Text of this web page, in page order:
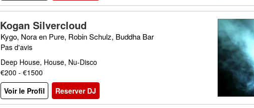
Kogan Silvercloud
Kygo, Nora en Pure, Robin Schulz, Buddha Bar
Pas d'avis
Deep House, House, Nu-Disco
€200 - €1500
Voir le Profil
Reserver DJ